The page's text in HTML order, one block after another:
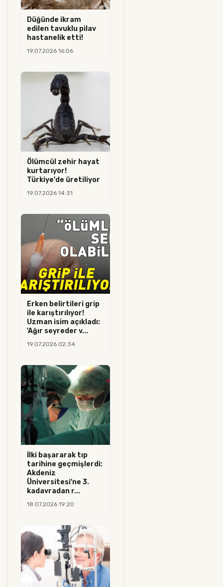
Düğünde ikram
edilen tavuklu pilav
hastanelik etti!
19.07.2026 16:06
Ölümcül zehir hayat
kurtarıyor!
Türkiye'de üretiliyor
19.07.2026 14:31
Erken belirtileri grip
ile karıştırılıyor!
Uzman isim açıkladı:
'Ağır seyreder v...
19.07.2026 02:34
İlki başararak tıp
tarihine geçmişlerdi:
Akdeniz
Üniversitesi'ne 3.
kadavradan r...
18.07.2026 19:20